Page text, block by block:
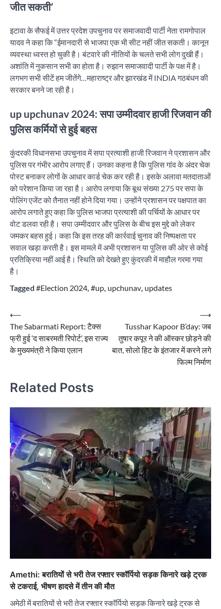
जीत सकती’
इटावा के सैफई में उत्तर प्रदेश उपचुनाव पर समाजवादी पार्टी नेता रामगोपाल
यादव ने कहा कि “ईमानदारी से भाजपा एक भी सीट नहीं जीत सकती। कानून
व्यवस्था ध्वस्त हो चुकी है। बंटवारे की नीतियों के चलते सभी लोग दुखी हैं।
अशांति में नुकसान सभी का होता है। रुझान समाजवादी पार्टी के पक्ष में है।
लगभग सभी सीटें हम जीतेंगे…महाराष्ट्र और झारखंड में INDIA गठबंधन की
सरकार बनने जा रही है।
up upchunav 2024: सपा उम्मीदवार हाजी रिजवान की
पुलिस कर्मियों से हुई बहस
कुंदरकी विधानसभा उपचुनाव में सपा प्रत्याशी हाजी रिजवान ने प्रशासन और
पुलिस पर गंभीर आरोप लगाए हैं। उनका कहना है कि पुलिस गांव के अंदर चेक
पोस्ट बनाकर लोगों के आधार कार्ड चेक कर रही है। इसके अलावा मतदाताओं
को परेशान किया जा रहा है। आरोप लगाया कि बूथ संख्या 275 पर सपा के
पोलिंग एजेंट को तैनात नहीं होने दिया गया। उन्होंने प्रशासन पर पक्षपात का
आरोप लगाते हुए कहा कि पुलिस भाजपा प्रत्याशी की पर्चियों के आधार पर
वोट डलवा रही है। सपा उम्मीदवार और पुलिस के बीच इस मुद्दे को लेकर
जमकर बहस हुई। कहा कि इस तरह की कार्रवाई चुनाव की निष्पक्षता पर
सवाल खड़ा करती है। इस मामले में अभी प्रशासन या पुलिस की ओर से कोई
प्रतिक्रिया नहीं आई है। स्थिति को देखते हुए कुंदरकी में माहौल गरमा गया
है।
Tagged #Election 2024 #up upchunav updates
Post
navigation
⟵
The Sabarmati Report: टैक्स
फ्री हुई ‘द साबरमती रिपोर्ट’, इस राज्य
के मुख्यमंत्री ने किया एलान
Tusshar Kapoor B’day: जब
तुषार कपूर ने की ऑस्कर छोड़ने की
बात, सोलो हिट के इंतजार में करने लगे
फिल्म निर्माण
⟶
Related Posts
Amethi: बरातियों से भरी तेज रफ्तार स्कॉर्पियो सड़क किनारे खड़े ट्रक
से टकराई, भीषण हादसे में तीन की मौत
अमेठी में बरातियों से भरी तेज रफ्तार स्कॉर्पियो सड़क किनारे खड़े ट्रक से